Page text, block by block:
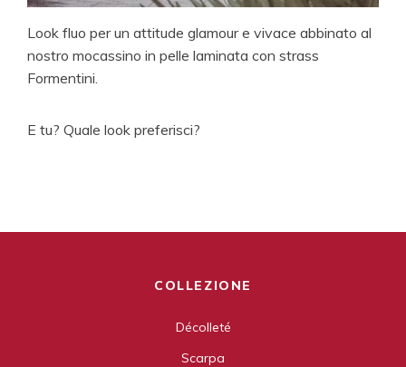
Look fluo per un attitude glamour e vivace abbinato al
nostro mocassino in pelle laminata con strass
Formentini.
E tu? Quale look preferisci?
COLLEZIONE
Décolleté
Scarpa